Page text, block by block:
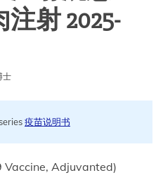
射 2025-
士
疫苗说明书
Vaccine, Adjuvanted)